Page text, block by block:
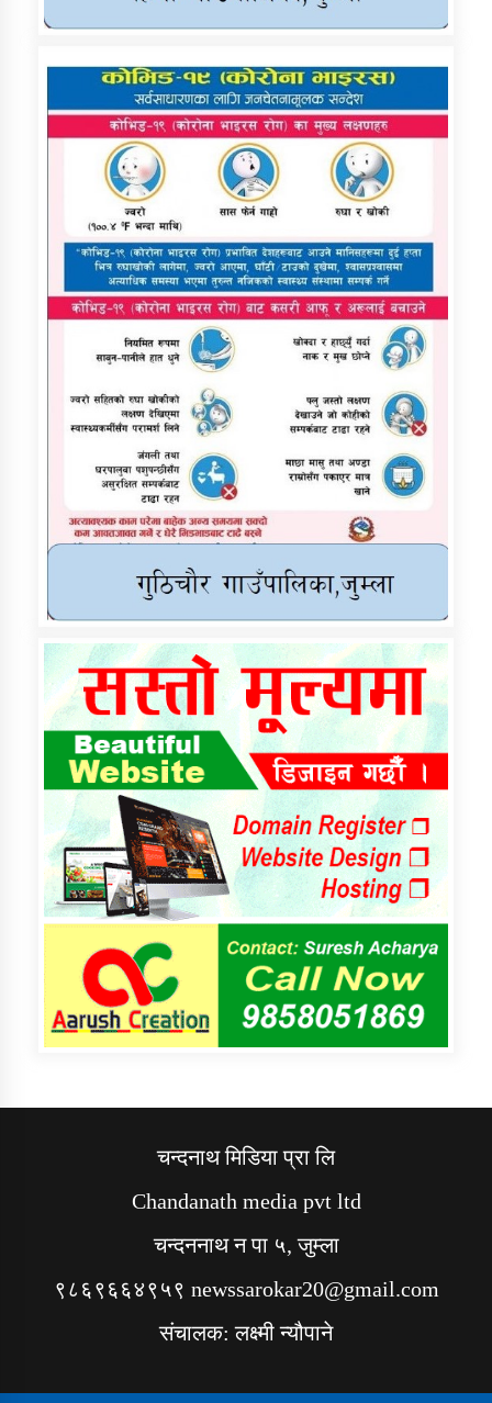
चन्दनाथ मिडिया प्रा लि
Chandanath media pvt ltd
चन्दननाथ न पा ५, जुम्ला
९८६९६६४९५९ newssarokar20@gmail.com
संचालक: लक्ष्मी न्यौपाने